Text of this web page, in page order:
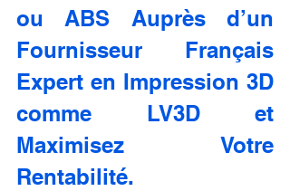
ou ABS Auprès d’un
Fournisseur Français
Expert en Impression 3D
comme LV3D et
Maximisez Votre
Rentabilité.